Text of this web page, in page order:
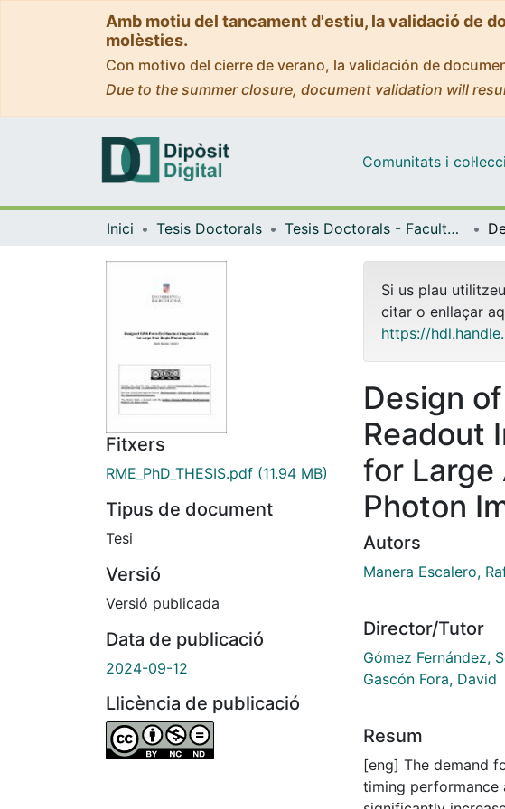
Amb motiu del tancament d'estiu, la validació de
molèsties.
Con motivo del cierre de verano, la validación de
Due to the summer closure, document validation will
Comunitats i
Inici Tesis Doctorals Tesis Doctorals - Facultat - Física
Fitxers
RME_PhD_THESIS.pdf (11.94 MB)
Tipus de document
Tesi
Versió
Versió publicada
Data de publicació
2024-09-12
Llicència de publicació
Si us plau
citar o enllaçar
https://
Design
Readout
for Large
Photon
Autors
Manera Escalero,
Director/Tutor
Gómez Fernández,
Gascón Fora, David
Resum
[eng] The demand
timing performance